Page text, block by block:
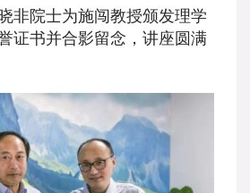
非院士为施闯教授颁发理学
证书并合影留念，讲座圆满